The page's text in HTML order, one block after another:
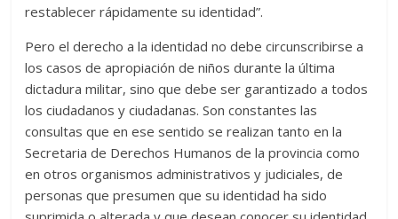
restablecer rápidamente su identidad”.
Pero el derecho a la identidad no debe circunscribirse a
los casos de apropiación de niños durante la última
dictadura militar, sino que debe ser garantizado a todos
los ciudadanos y ciudadanas. Son constantes las
consultas que en ese sentido se realizan tanto en la
Secretaria de Derechos Humanos de la provincia como
en otros organismos administrativos y judiciales, de
personas que presumen que su identidad ha sido